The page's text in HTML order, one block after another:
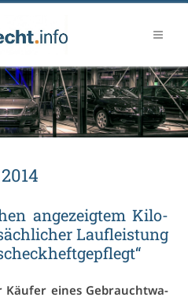
an­ge­zeig­tem Ki­lo­
Lauf­leis­tung
Käu­fer ei­nes Ge­braucht­wa­